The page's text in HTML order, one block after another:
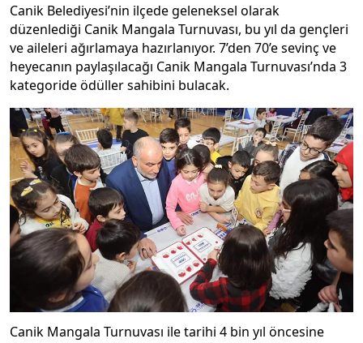
Canik Belediyesi’nin ilçede geleneksel olarak
düzenlediği Canik Mangala Turnuvası, bu yıl da gençleri
ve aileleri ağırlamaya hazırlanıyor. 7’den 70’e sevinç ve
heyecanın paylaşılacağı Canik Mangala Turnuvası’nda 3
kategoride ödüller sahibini bulacak.
Canik Mangala Turnuvası ile tarihi 4 bin yıl öncesine